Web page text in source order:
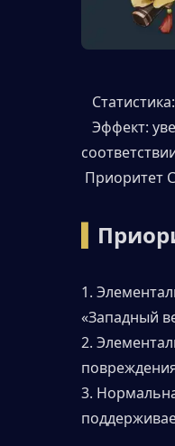
Эффект:
Приоритет
1.
«Западный
2.
3.